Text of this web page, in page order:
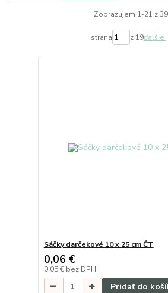
Zobrazujem 1-21 z
strana z 19ďalšie
Sáčky darčekové 10 x 25 cm ČT
0,06 €
0,05 € bez DPH
Pridať do